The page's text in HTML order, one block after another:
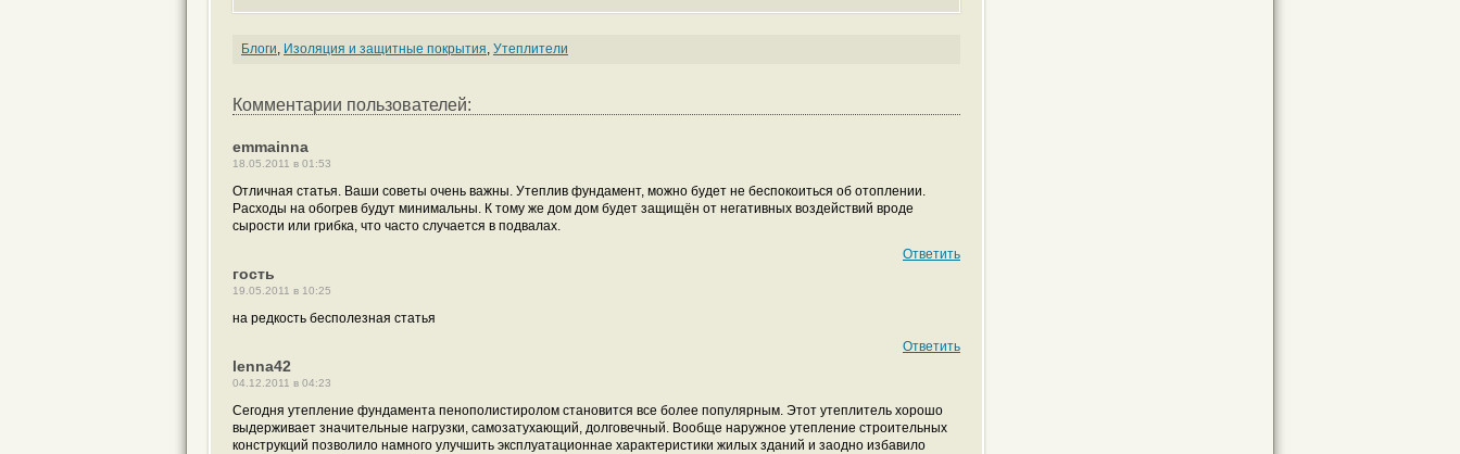
Блоги, Изоляция и защитные покрытия, Утеплители
Комментарии пользователей:
emmainna
18.05.2011 в 01:53
Отличная статья. Ваши советы очень важны. Утеплив фундамент, можно будет не беспокоиться об отоплении.
Расходы на обогрев будут минимальны. К тому же дом дом будет защищён от негативных воздействий вроде
сырости или грибка, что часто случается в подвалах.
Ответить
гость
19.05.2011 в 10:25
на редкость бесполезная статья
Ответить
lenna42
04.12.2011 в 04:23
Сегодня утепление фундамента пенополистиролом становится все более популярным. Этот утеплитель хорошо
выдерживает значительные нагрузки, самозатухающий, долговечный. Вообще наружное утепление строительных
конструкций позволило намного улучшить эксплуатационнае характеристики жилых зданий и заодно избавило